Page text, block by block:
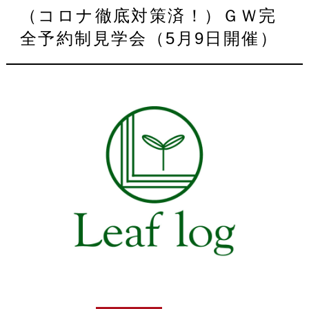
（コロナ徹底対策済！）ＧＷ完
全予約制見学会（5月9日開催）